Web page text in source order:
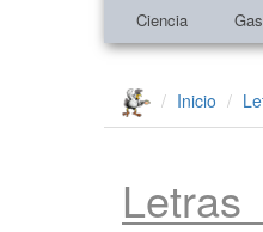
Ciencia
Inicio
Letras